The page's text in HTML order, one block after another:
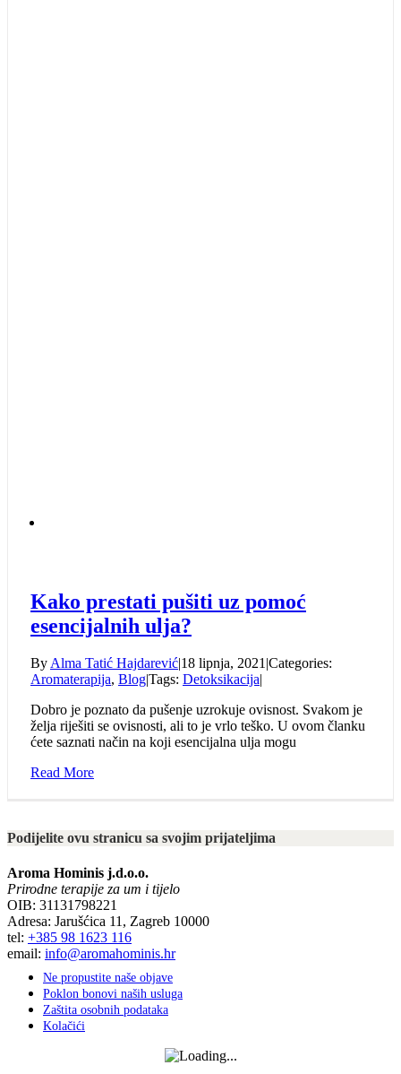
Kako prestati pušiti uz pomoć
esencijalnih ulja?
ByAlma Tatić Hajdarević 18 lipnja, 2021 Categories:
Aromaterapija, BlogTags: Detoksikacija
Dobro je poznato da pušenje uzrokuje ovisnost. Svakom je
želja riješiti se ovisnosti, ali to je vrlo teško. U ovom članku
ćete saznati način na koji esencijalna ulja mogu
Read More
Podijelite ovu stranicu sa svojim prijateljima
Aroma Hominis j.d.o.o.
Prirodne terapije za um i tijelo
OIB: 31131798221
Adresa: Jarušćica 11, Zagreb 10000
tel: +385 98 1623 116
email: info@aromahominis.hr
Ne propustite naše objave
Poklon bonovi naših usluga
Zaštita osobnih podataka
Kolačići